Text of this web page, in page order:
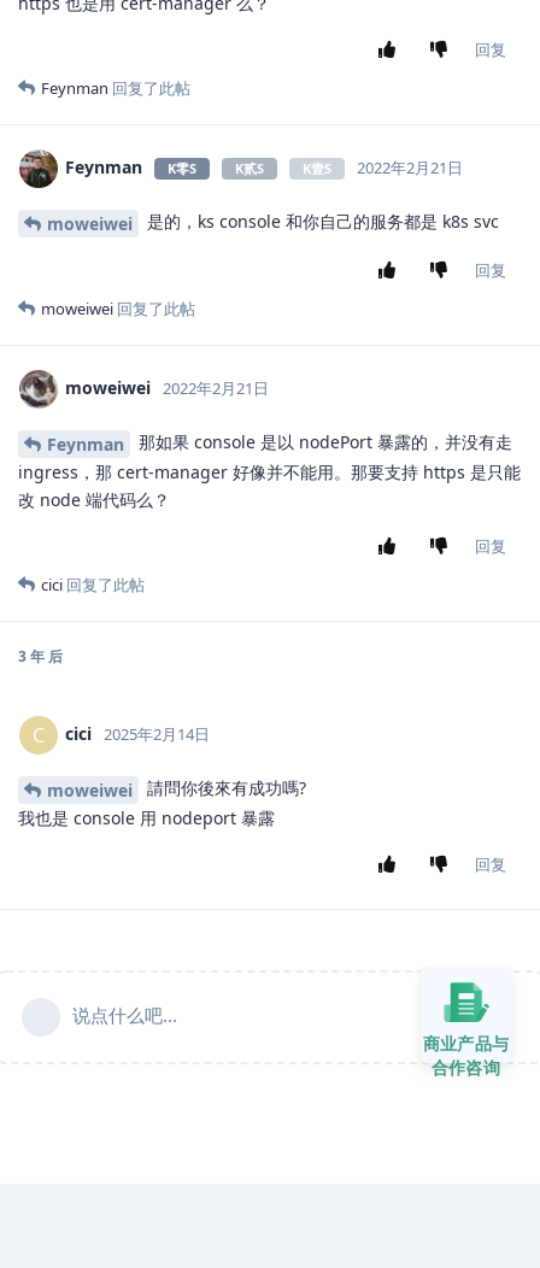
回复
Feynman 回复了此帖
Feynman K零S K贰S K壹S 2022年2月21日
moweiwei 是的，ks console 和你自己的服务都是 k8s svc
回复
moweiwei 回复了此帖
moweiwei 2022年2月21日
Feynman
那如果 console 是以 nodePort 暴露的，并没有走
ingress，那 cert-manager 好像并不能用。那要支持 https 是只能
改 node 端代码么？
回复
cici 回复了此帖
3 年 后
C cici 2025年2月14日
moweiwei
請問你後來有成功嗎?
我也是 console 用 nodeport 暴露
回复
说点什么吧...
商业产品与
合作咨询